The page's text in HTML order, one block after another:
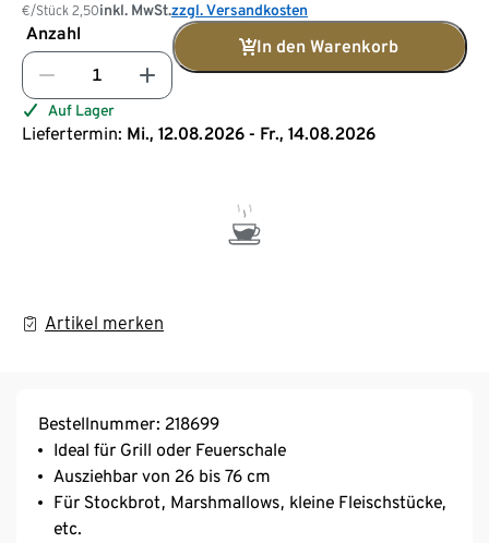
€/Stück 2,50inkl. MwSt.zzgl. Versandkosten
Anzahl
In den Warenkorb
Auf Lager
Liefertermin: Mi., 12.08.2026 - Fr., 14.08.2026
Artikel merken
Bestellnummer: 218699
Ideal für Grill oder Feuerschale
Ausziehbar von 26 bis 76 cm
Für Stockbrot, Marshmallows, kleine Fleischstücke,
etc.